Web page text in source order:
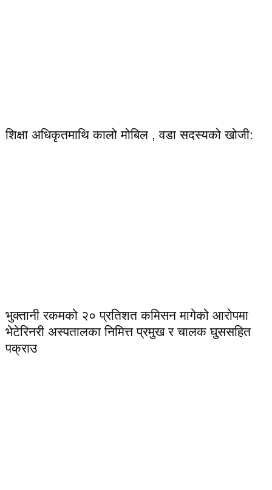
शिक्षा अधिकृतमाथि कालो मोबिल , वडा सदस्यको खोजी:
भुक्तानी रकमको २० प्रतिशत कमिसन मागेको आरोपमा
भेटेरिनरी अस्पतालका निमित्त प्रमुख र चालक घुससहित
पक्राउ